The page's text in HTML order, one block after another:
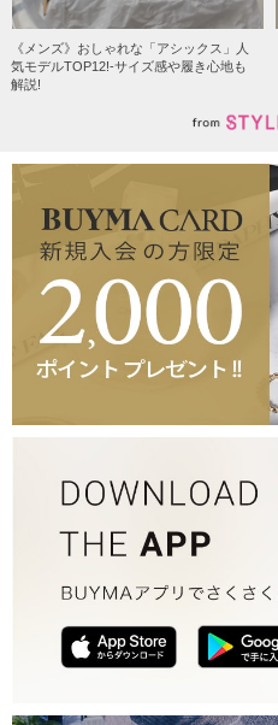
《メンズ》おしゃれな「アシックス」人
気モデルTOP12!-サイズ感や履き心地も
解説!